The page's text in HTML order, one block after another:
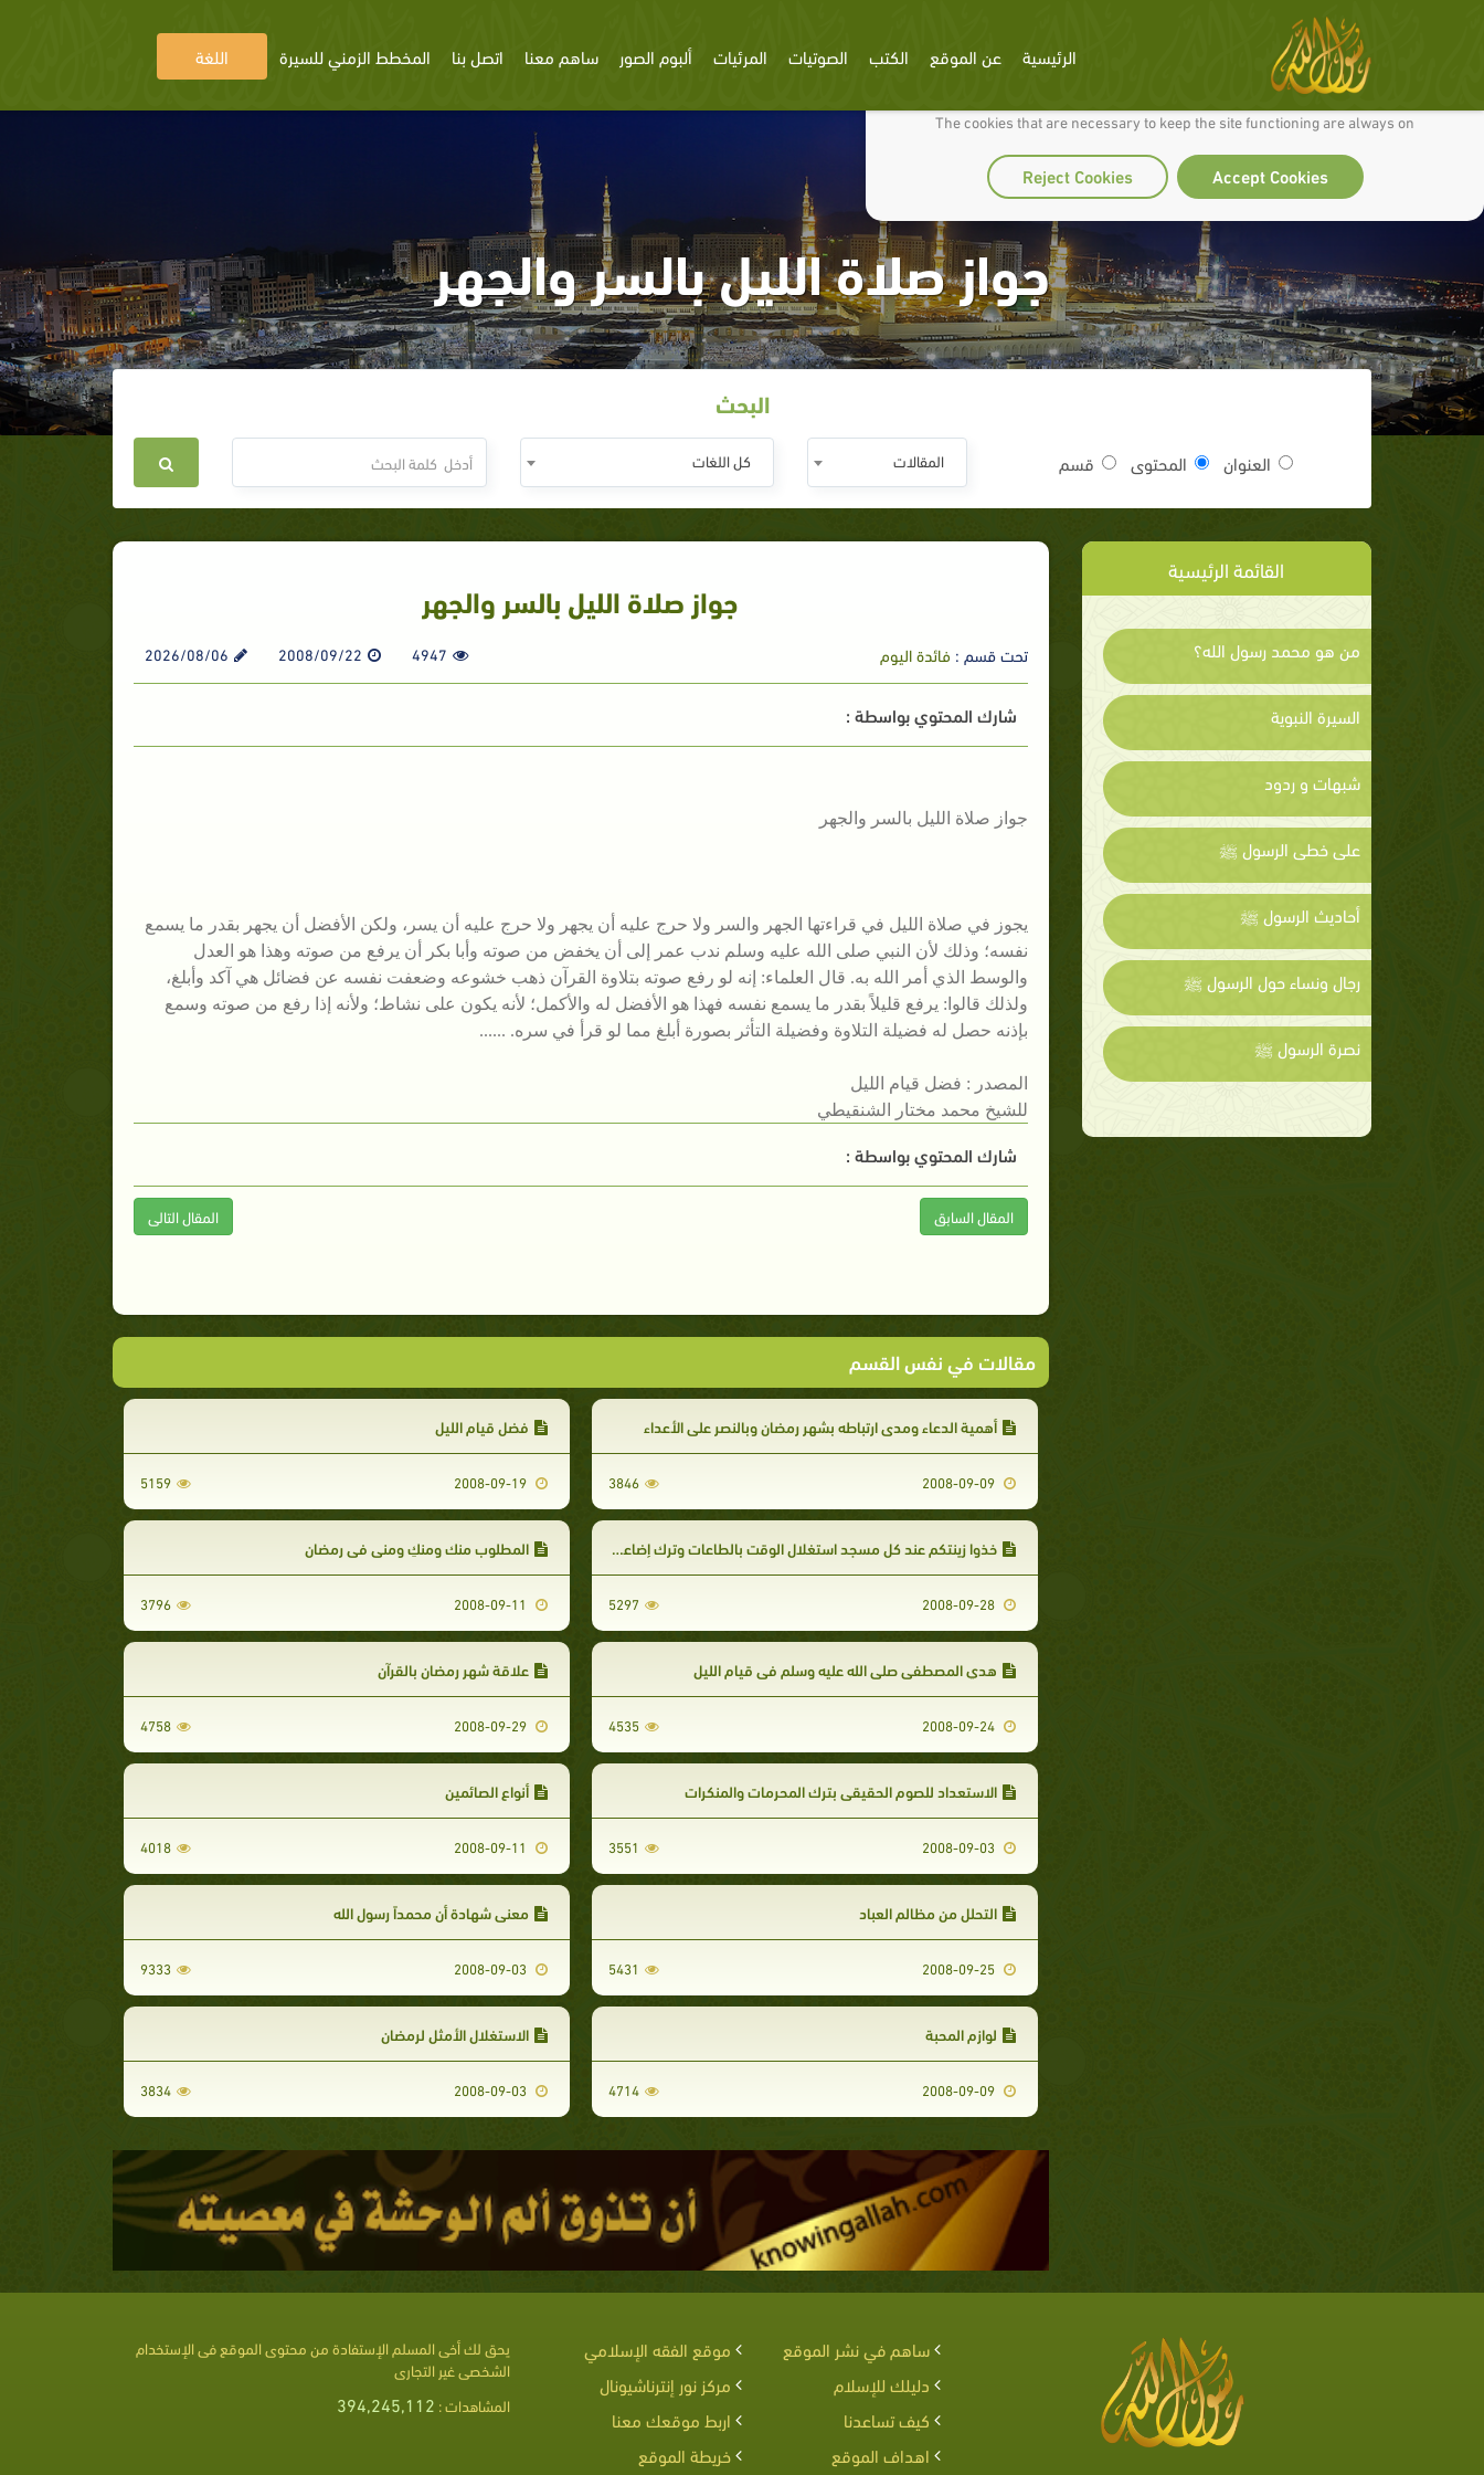
We use cookies to make our site work well for you and so we can continually improve it.
The cookies that are necessary to keep the site functioning are always on
Accept Cookies
Reject Cookies
الرئيسية عن الموقع الكتب الصوتيات المرئيات ألبوم الصور ساهم معنا اتصل بنا المخطط الزمني للسيرة اللغة
جواز صلاة الليل بالسر والجهر
البحث
العنوان المحتوى قسم المقالات كل اللغات
القائمة الرئيسية
من هو محمد رسول الله؟
السيرة النبوية
شبهات و ردود
على خطى الرسول ﷺ
أحاديث الرسول ﷺ
رجال ونساء حول الرسول ﷺ
نصرة الرسول ﷺ
جواز صلاة الليل بالسر والجهر
تحت قسم : فائدة اليوم 4947
2008/09/22
2026/08/06
شارك المحتوي بواسطة :
جواز صلاة الليل بالسر والجهر
يجوز في صلاة الليل في قراءتها الجهر والسر ولا حرج عليه أن يجهر ولا حرج عليه أن يسر، ولكن الأفضل أن يجهر بقدر ما يسمع
نفسه؛ وذلك لأن النبي صلى الله عليه وسلم ندب عمر إلى أن يخفض من صوته وأبا بكر أن يرفع من صوته وهذا هو العدل
والوسط الذي أمر الله به. قال العلماء: إنه لو رفع صوته بتلاوة القرآن ذهب خشوعه وضعفت نفسه عن فضائل هي آكد وأبلغ،
ولذلك قالوا: يرفع قليلاً بقدر ما يسمع نفسه فهذا هو الأفضل له والأكمل؛ لأنه يكون على نشاط؛ ولأنه إذا رفع من صوته وسمع
بإذنه حصل له فضيلة التلاوة وفضيلة التأثر بصورة أبلغ مما لو قرأ في سره. ......
المصدر : فضل قيام الليل
للشيخ محمد مختار الشنقيطي
شارك المحتوي بواسطة :
المقال السابق المقال التالى
مقالات في نفس القسم
أهمية الدعاء ومدى ارتباطه بشهر رمضان وبالنصر على الأعداء
2008-09-09
3846
فضل قيام الليل
2008-09-19
5159
خذوا زينتكم عند كل مسجد استغلال الوقت بالطاعات وترك إضاعة الأوقات
2008-09-28
5297
المطلوب منك ومنكِ ومني في رمضان
3796
هدي المصطفى صلى الله عليه وسلم في قيام الليل
2008-09-24
4535
علاقة شهر رمضان بالقرآن
2008-09-29
4758
الاستعداد للصوم الحقيقي بترك المحرمات والمنكرات
2008-09-03
3551
أنواع الصائمين
4018
التحلل من مظالم العباد
2008-09-25
5431
معنى شهادة أن محمداً رسول الله
2008-09-03
9333
لوازم المحبة
2008-09-09
4714
الاستغلال الأمثل لرمضان
2008-09-03
3834
ساهم في نشر الموقع
موقع الفقه الإسلامي
دليلك للإسلام
مركز نور إنترناشيونال
كيف تساعدنا
اربط موقعك معنا
اهداف الموقع
خريطة الموقع
يحق لك أخى المسلم الإستفادة من محتوى الموقع فى الإستخدام
الشخصى غير التجارى
المشاهدات : 394,245,112